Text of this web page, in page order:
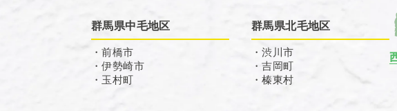
群馬県中毛地区
・前橋市
・伊勢崎市
・玉村町
群馬県北毛地区
・渋川市
・吉岡町
・榛東村